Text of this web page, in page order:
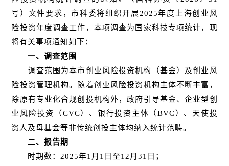
号）文件要求，市科委将组织开展2025年度上海创业风
险投资年度调查工作，本项调查为国家科技专项统计，现
将有关事项通知如下：
一、调查范围
调查范围为本市创业风险投资机构（基金）及创业风
险投资管理机构。随着创业风险投资机构主体不断丰富，
除原有专业化合规创投机构外，政府引导基金、企业型创
业风险投资（CVC）、银行投资主体（BVC）、天使投
资人及母基金等非传统创投主体均纳入统计范畴。
二、报告期
时期数：2025年1月1日至12月31日；